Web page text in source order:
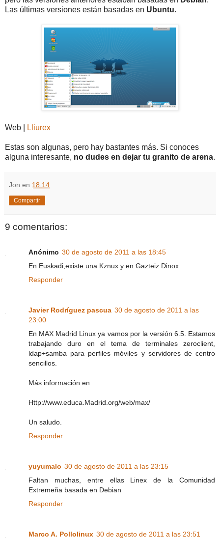
Las últimas versiones están basadas en Ubuntu.
Web | Lliurex
Estas son algunas, pero hay bastantes más. Si conoces
alguna interesante, no dudes en dejar tu granito de arena.
Jon en 18:14
Compartir
9 comentarios:
Anónimo 30 de agosto de 2011 a las 18:45
En Euskadi,existe una Kznux y en Gazteiz Dinox
Responder
Javier Rodríguez pascua 30 de agosto de 2011 a las
23:00
En MAX Madrid Linux ya vamos por la versión 6.5. Estamos
trabajando duro en el tema de terminales zeroclient,
ldap+samba para perfiles móviles y servidores de centro
sencillos.
Más información en
Http://www.educa.Madrid.org/web/max/
Un saludo.
Responder
yuyumalo 30 de agosto de 2011 a las 23:15
Faltan muchas, entre ellas Linex de la Comunidad
Extremeña basada en Debian
Responder
Marco A. Pollolinux 30 de agosto de 2011 a las 23:51